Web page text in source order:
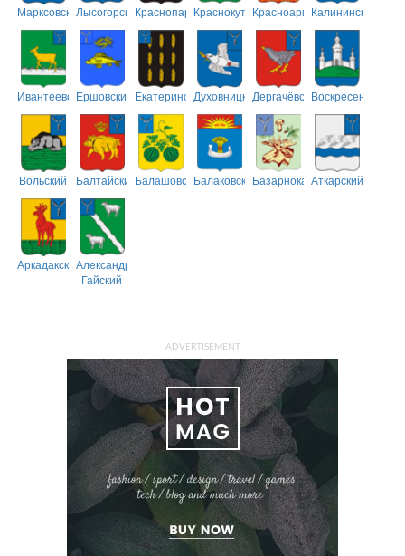
МарксовскийЛысогорскийКраснопартизанский
КраснокутскийКрасноармейский
Калининский
ИвантеевскийЕршовский ЕкатериновскийДуховницкийДергачёвскийВоскресенский
Вольский БалтайскийБалашовскийБалаковскийБазарнокарабулакский
Аткарский
АркадакскийАлександрово-
Гайский
ADVERTISEMENT